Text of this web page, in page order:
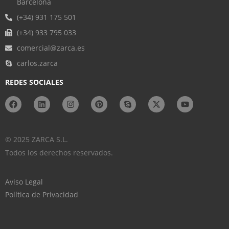
(+34) 931 175 501
(+34) 933 795 033
comercial@zarca.es
carlos.zarca
REDES SOCIALES
© 2025 ZARCA S.L.
Todos los derechos reservados.
Aviso Legal
Política de Privacidad